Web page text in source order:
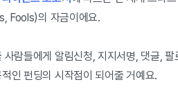
Fools)의 자금이에요.
람들에게 알림신청, 지지서명, 댓글,
인 펀딩의 시작점이 되어줄 거예요.